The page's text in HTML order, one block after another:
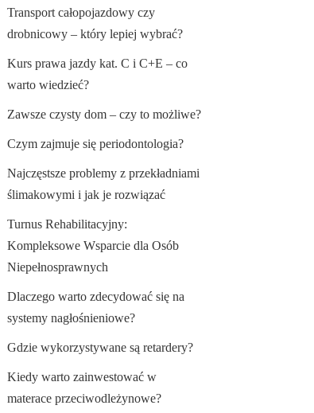
Transport całopojazdowy czy
drobnicowy – który lepiej wybrać?
Kurs prawa jazdy kat. C i C+E – co
warto wiedzieć?
Zawsze czysty dom – czy to możliwe?
Czym zajmuje się periodontologia?
Najczęstsze problemy z przekładniami
ślimakowymi i jak je rozwiązać
Turnus Rehabilitacyjny:
Kompleksowe Wsparcie dla Osób
Niepełnosprawnych
Dlaczego warto zdecydować się na
systemy nagłośnieniowe?
Gdzie wykorzystywane są retardery?
Kiedy warto zainwestować w
materace przeciwodleżynowe?